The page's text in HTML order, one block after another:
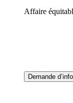
Affaire
Demande d’info